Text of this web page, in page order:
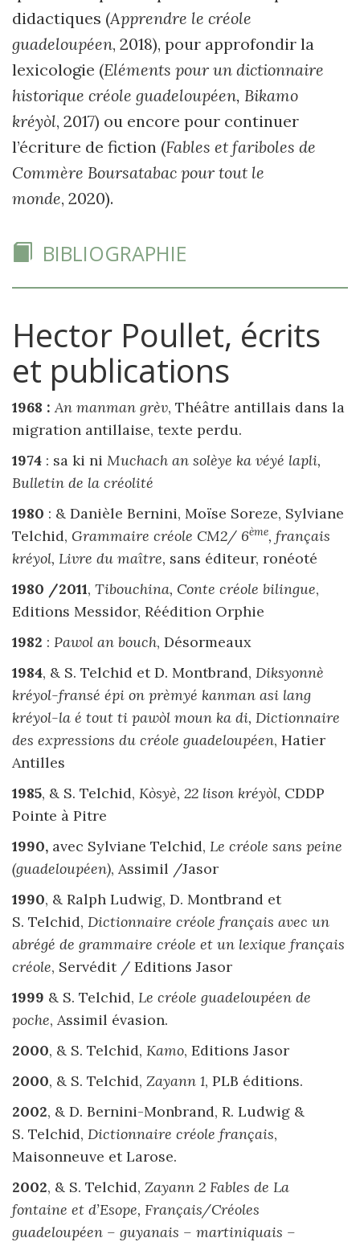
didactiques (Apprendre le créole
guadeloupéen, 2018), pour approfondir la
lexicologie (Eléments pour un dictionnaire
historique créole guadeloupéen, Bikamo
kréyòl, 2017) ou encore pour continuer
l’écriture de fiction (Fables et fariboles de
Commère Boursatabac pour tout le
monde, 2020).
BIBLIOGRAPHIE
Hector Poullet, écrits
et publications
1968 :An manman grèv, Théâtre antillais dans la
migration antillaise, texte perdu.
1974 : sa ki ni Muchach an solèye ka véyé lapli,
Bulletin de la créolité
1980 : & Danièle Bernini, Moïse Soreze, Sylviane
Telchid, Grammaire créole CM2/ 6ème, français
kréyol, Livre du maître, sans éditeur, ronéoté
1980 /2011, Tibouchina, Conte créole bilingue,
Editions Messidor, Réédition Orphie
1982 : Pawol an bouch, Désormeaux
1984, & S. Telchid et D. Montbrand, Diksyonnè
kréyol-fransé épi on prèmyé kanman asi lang
kréyol-la é tout ti pawòl moun ka di, Dictionnaire
des expressions du créole guadeloupéen, Hatier
Antilles
1985, & S. Telchid, Kòsyè, 22 lison kréyòl, CDDP
Pointe à Pitre
1990, avec Sylviane Telchid, Le créole sans peine
(guadeloupéen), Assimil /Jasor
1990, & Ralph Ludwig, D. Montbrand et
S. Telchid, Dictionnaire créole français avec un
abrégé de grammaire créole et un lexique français
créole, Servédit / Editions Jasor
1999 & S. Telchid, Le créole guadeloupéen de
poche, Assimil évasion.
2000, & S. Telchid, Kamo, Editions Jasor
2000, & S. Telchid, Zayann 1, PLB éditions.
2002, & D. Bernini-Monbrand, R. Ludwig &
S. Telchid, Dictionnaire créole français,
Maisonneuve et Larose.
2002, & S. Telchid, Zayann 2 Fables de La
fontaine et d’Esope, Français/Créoles
guadeloupéen – guyanais – martiniquais –